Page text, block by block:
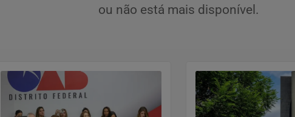
ou não está mais disponível.